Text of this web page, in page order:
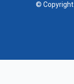
© Copyright